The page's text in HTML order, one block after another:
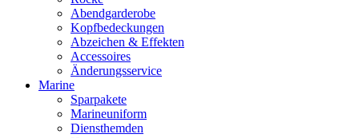
Abendgarderobe
Kopfbedeckungen
Abzeichen & Effekten
Accessoires
Änderungsservice
Marine
Sparpakete
Marineuniform
Diensthemden